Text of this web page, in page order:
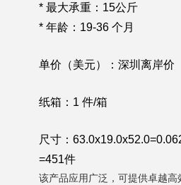
* 最大承重：15公斤
* 年龄：19-36 个月
单价（美元）：深圳离岸价
纸箱：1 件/箱
尺寸：
=451件
该产品应用广泛，可提供卓越高